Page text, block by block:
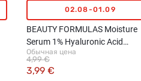
02.08-01.09
BEAUTY FORMULAS Moisture
Serum 1% Hyaluronic Acid
сыворотка для лица, 30мл
Обычная цена
3,99 €
4,99 €